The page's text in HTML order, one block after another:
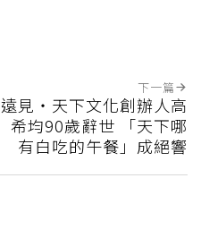
下一篇
遠見‧天下文化創辦人高
希均90歲辭世 「天下哪
有白吃的午餐」成絕響